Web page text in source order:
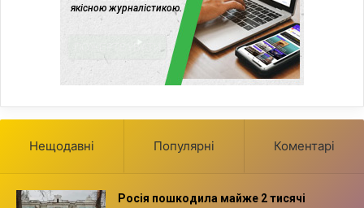
Нещодавні Популярні Коментарі
Росія пошкодила майже 2 тисячі